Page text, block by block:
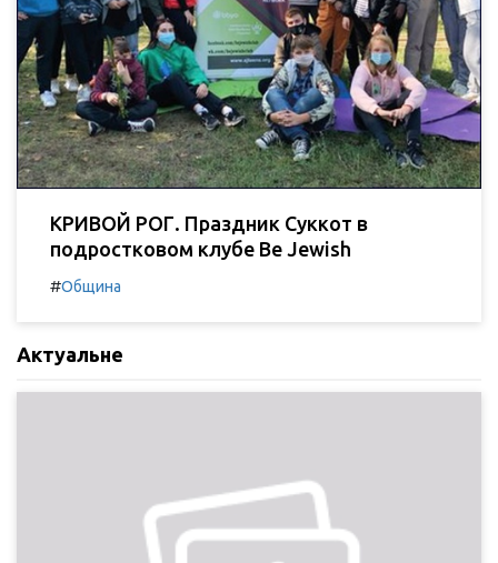
КРИВОЙ РОГ. Праздник Суккот в
подростковом клубе Be Jewish
#Община
Актуальне